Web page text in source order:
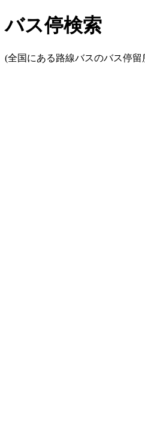
バス停検索
(全国にある路線バスのバス停